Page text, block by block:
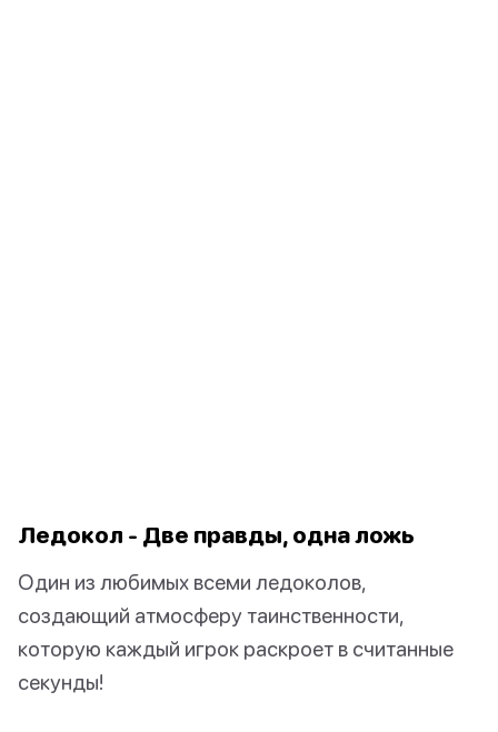
Ледокол - Две правды, одна ложь
Один из любимых всеми ледоколов,
создающий атмосферу таинственности,
которую каждый игрок раскроет в считанные
секунды!